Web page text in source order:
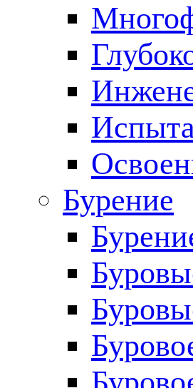
Бурение